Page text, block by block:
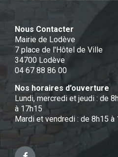
Nous Contacter
Mairie de Lodève
7 place de l'Hôtel de Ville
34700 Lodève
04 67 88 86 00
Nos horaires d’ouverture
Lundi, mercredi et jeudi : de
à 17h15
Mardi et vendredi : de 8h15